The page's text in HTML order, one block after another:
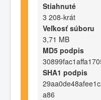
Stiahnuté
3 208-krát
Veľkosť súboru
3,71 MB
MD5 podpis
SHA1 podpis
a86